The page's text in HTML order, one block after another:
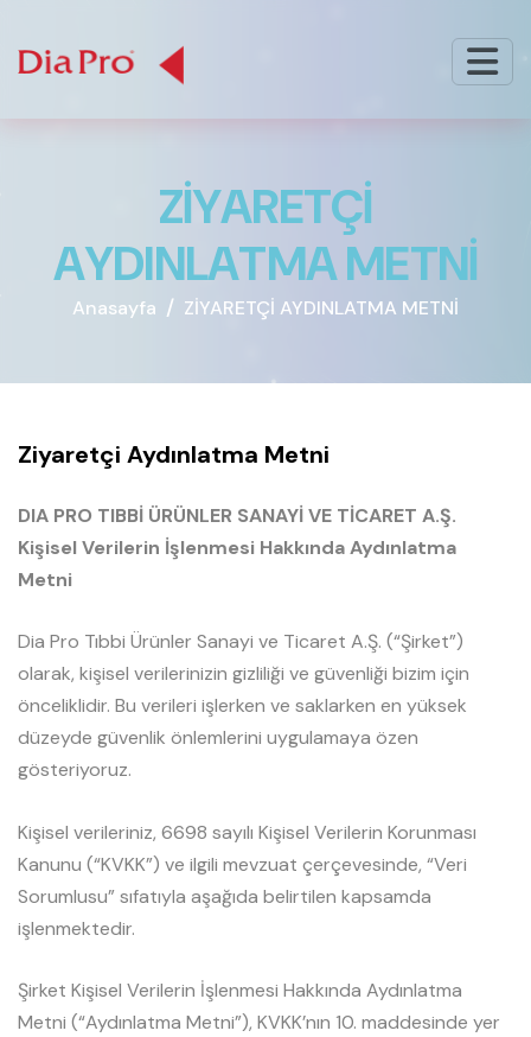
ZİYARETÇİ
AYDINLATMAMETNİ
Anasayfa ZİYARETÇİ AYDINLATMA METNİ
Ziyaretçi Aydınlatma Metni
DIA PRO TIBBİ ÜRÜNLER SANAYİ VE TİCARET A.Ş.
Kişisel Verilerin İşlenmesi Hakkında Aydınlatma
Metni
Dia Pro Tıbbi Ürünler Sanayi ve Ticaret A.Ş. (“Şirket”)
olarak, kişisel verilerinizin gizliliği ve güvenliği bizim için
önceliklidir. Bu verileri işlerken ve saklarken en yüksek
düzeyde güvenlik önlemlerini uygulamaya özen
gösteriyoruz.
Kişisel verileriniz, 6698 sayılı Kişisel Verilerin Korunması
Kanunu (“KVKK”) ve ilgili mevzuat çerçevesinde, “Veri
Sorumlusu” sıfatıyla aşağıda belirtilen kapsamda
işlenmektedir.
Şirket Kişisel Verilerin İşlenmesi Hakkında Aydınlatma
Metni (“Aydınlatma Metni”), KVKK’nın 10. maddesinde yer